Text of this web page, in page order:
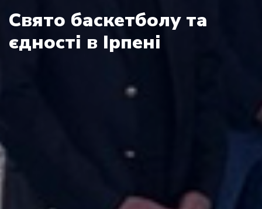
Свято баскетболу та
єдності в Ірпені